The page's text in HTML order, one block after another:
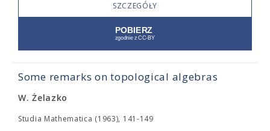
SZCZEGÓŁY
Some remarks on topological algebras
W. Żelazko
Studia Mathematica (1963), 141-149